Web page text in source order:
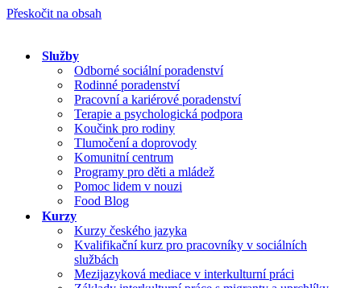
Přeskočit na obsah
Služby
Odborné sociální poradenství
Rodinné poradenství
Pracovní a kariérové poradenství
Terapie a psychologická podpora
Koučink pro rodiny
Tlumočení a doprovody
Komunitní centrum
Programy pro děti a mládež
Pomoc lidem v nouzi
Food Blog
Kurzy
Kurzy českého jazyka
Kvalifikační kurz pro pracovníky v sociálních
službách
Mezijazyková mediace v interkulturní práci